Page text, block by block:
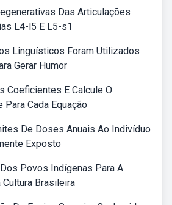
Das Articulações
L4-l5 E L5-s1
Linguísticos Foram Utilizados
Gerar Humor
Coeficientes E Calcule O
Para Cada Equação
De Doses Anuais Ao Indivíduo
Exposto
Povos Indígenas Para A
Cultura Brasileira